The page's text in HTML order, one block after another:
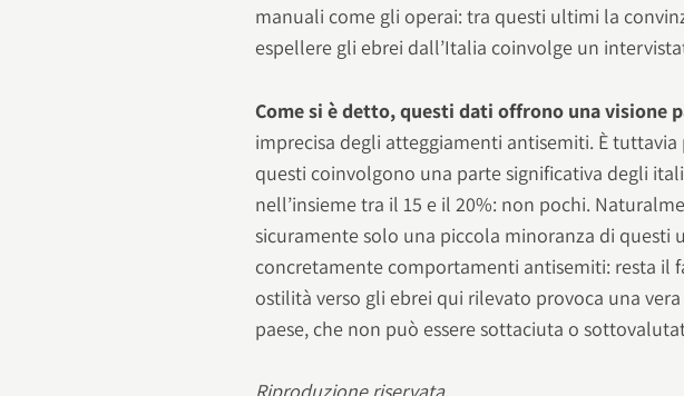
manuali come gli operai: tra questi ultimi la
espellere gli ebrei dall’Italia coinvolge un
Come si è detto, questi dati offrono una visione
imprecisa degli atteggiamenti antisemiti. È
questi coinvolgono una parte significativa degli
nell’insieme tra il 15 e il 20%: non pochi.
sicuramente solo una piccola minoranza di questi
concretamente comportamenti antisemiti: resta il
ostilità verso gli ebrei qui rilevato provoca una
paese, che non può essere sottaciuta o